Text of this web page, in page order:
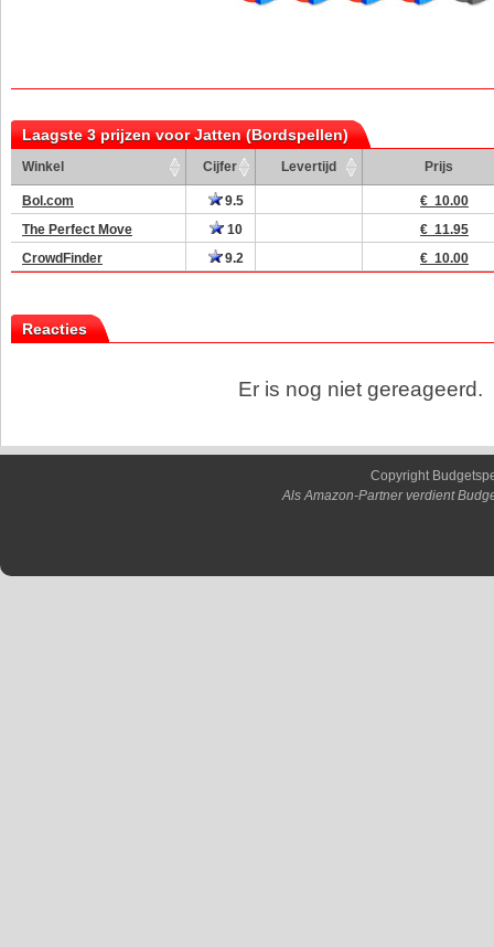
Laagste 3 prijzen voor Jatten (Bordspellen)
Winkel Cijfer Levertijd Prijs
Bol.com 9.5
€ 10.00
The Perfect Move
10
€ 11.95
CrowdFinder
9.2 € 10.00
Reacties
Er is nog niet gereageerd.
Copyright
Als Amazon-Partner verdient